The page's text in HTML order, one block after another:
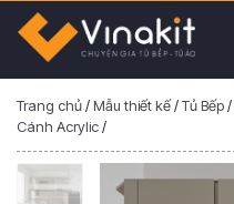
Trang chủ/Mẫu thiết kế/Tủ Bếp/
Cánh Acrylic/